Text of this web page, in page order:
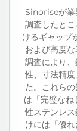
Sinoriseが業
調査したと
けるギャップ
および高度
調査により
性、寸法精
た。これら
は「完璧な
性ステンレ
けには「優